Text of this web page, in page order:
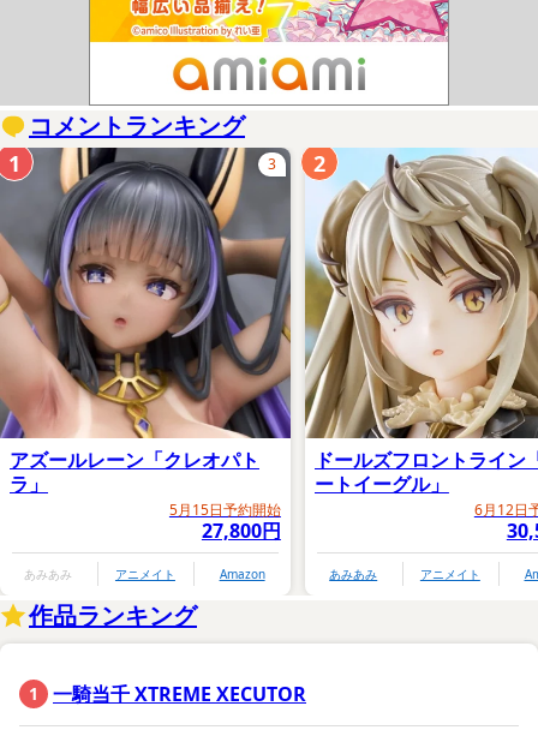
コメントランキング
アズールレーン「クレオパト
ラ」
5月15日予約開始
27,800円
あみあみ アニメイト Amazon
3
1
ドールズフロントライン
ートイーグル」
6月12日
あみあみ アニメイト
2
作品ランキング
一騎当千 XTREME XECUTOR